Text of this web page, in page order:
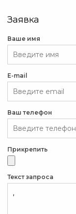
Заявка
Ваше имя
E-mail
Ваш телефон
Прикрепить
Текст запроса